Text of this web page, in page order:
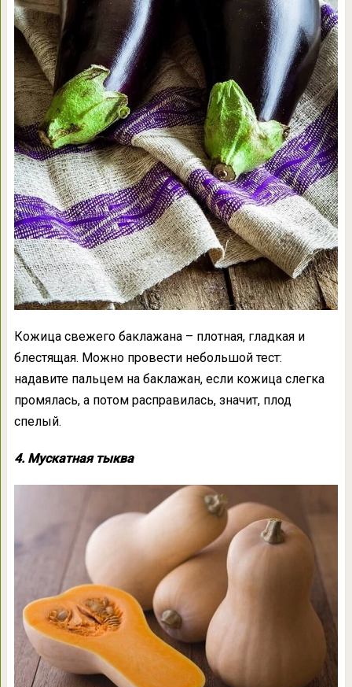
Кожица свежего баклажана – плотная, гладкая и
блестящая. Можно провести небольшой тест:
надавите пальцем на баклажан, если кожица слегка
промялась, а потом расправилась, значит, плод
спелый.
4. Мускатная тыква